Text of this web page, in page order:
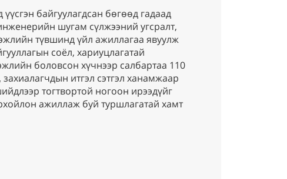
байгуулагдсан бөгөөд гадаад
шугам сүлжээний угсралт,
түвшинд үйл ажиллагаа явуулж
соёл, хариуцлагатай
боловсон хүчнээр салбартаа 110
итгэл сэтгэл ханамжаар
тогтвортой ногоон ирээдүйг
ажиллаж буй туршлагатай хамт